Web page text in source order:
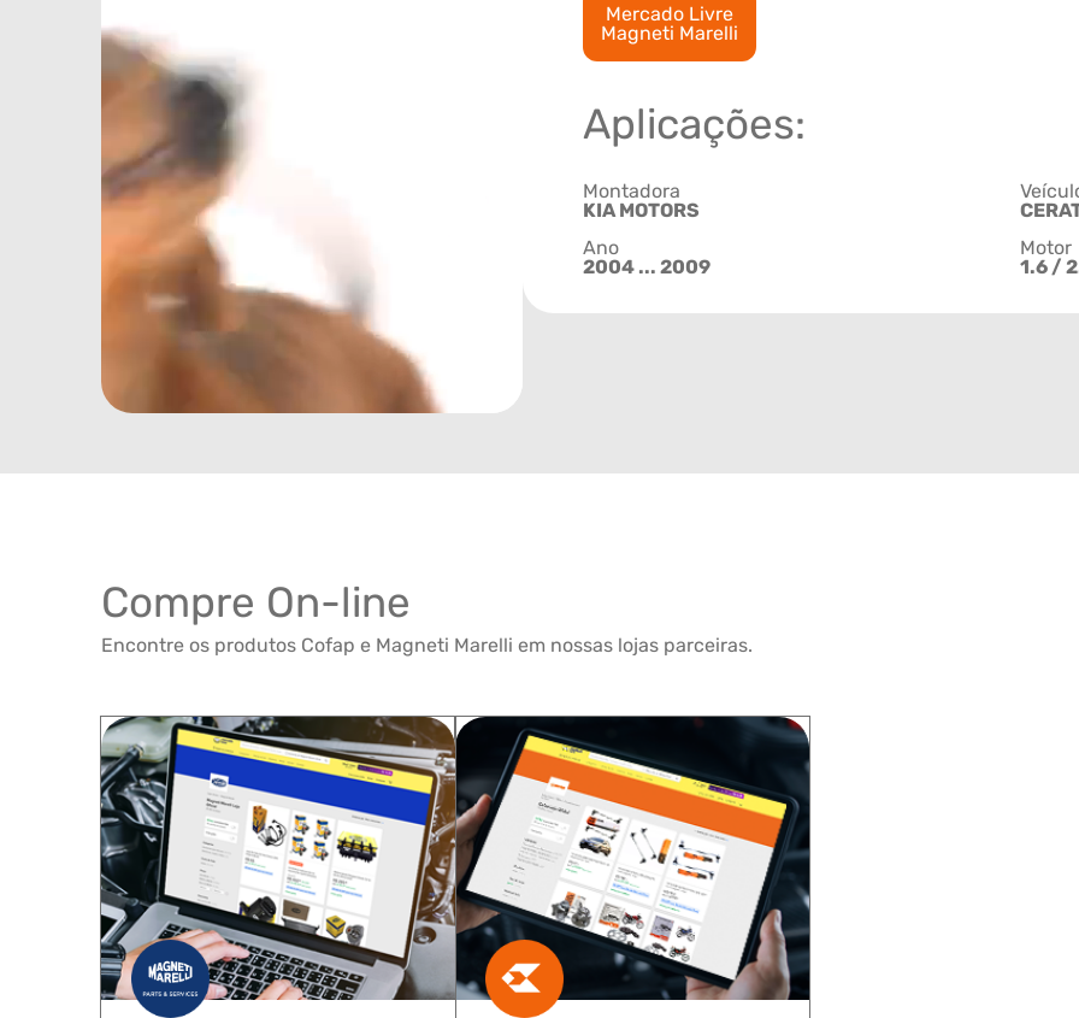
Mercado Livre
Magneti Marelli
Aplicações:
Montadora
KIA MOTORS
Ano
2004 ... 2009
Motor
1.6 /
Compre On-line
Encontre os produtos Cofap e Magneti Marelli em nossas lojas parceiras.